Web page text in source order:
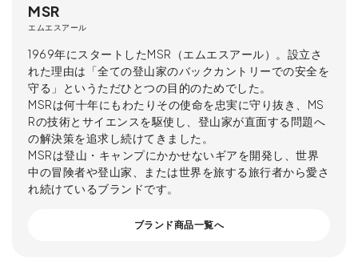
MSR
エムエスアール
1969年にスタートしたMSR（エムエスアール）。設立さ
れた理由は「全ての登山家のバックカントリーでの安全を
守る」というただひとつの目的のためでした。
MSRは何十年にもわたりその使命を忠実に守り抜き、MS
Rの技術とサイエンスを駆使し、登山家が直面する問題へ
の解決策を追求し続けてきました。
MSRは登山・キャンプにかかせないギアを開発し、世界
中の冒険者や登山家、または世界を旅する旅行者から愛さ
れ続けているブランドです。
ブランド商品一覧へ